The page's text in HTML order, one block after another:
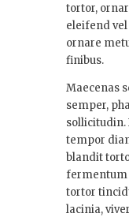
tortor,
eleifend
ornare
finibus.
Maecenas
semper,
sollicitudin.
tempor
blandit
fermentum
tortor
lacinia,